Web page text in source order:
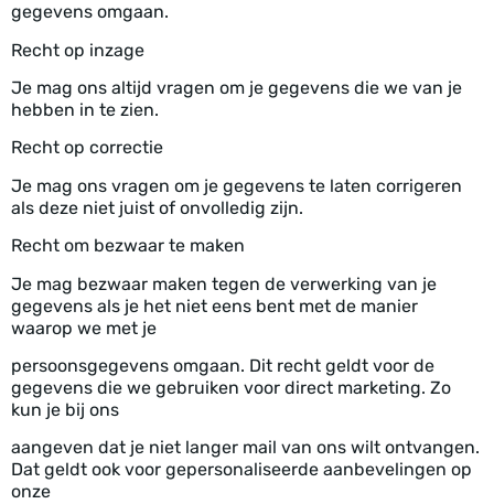
gegevens omgaan.
Recht op inzage
Je mag ons altijd vragen om je gegevens die we van je
hebben in te zien.
Recht op correctie
Je mag ons vragen om je gegevens te laten corrigeren
als deze niet juist of onvolledig zijn.
Recht om bezwaar te maken
Je mag bezwaar maken tegen de verwerking van je
gegevens als je het niet eens bent met de manier
waarop we met je
persoonsgegevens omgaan. Dit recht geldt voor de
gegevens die we gebruiken voor direct marketing. Zo
kun je bij ons
aangeven dat je niet langer mail van ons wilt ontvangen.
Dat geldt ook voor gepersonaliseerde aanbevelingen op
onze